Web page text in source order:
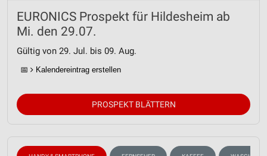
EURONICS Prospekt für Hildesheim ab
Mi. den 29.07.
Gültig von 29. Jul. bis 09. Aug.
📅 Kalendereintrag erstellen
PROSPEKT BLÄTTERN